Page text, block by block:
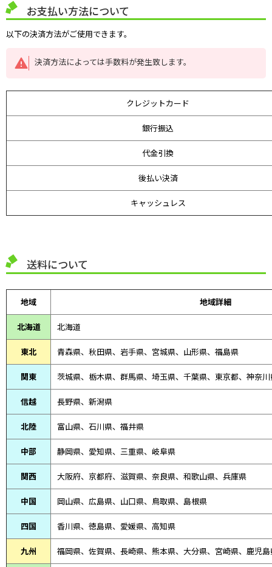
お支払い方法について
以下の決済方法がご使用できます。
決済方法によっては手数料が発生致します。
クレジットカード
銀行振込
代金引換
後払い決済
キャッシュレス
送料について
地域 地域詳細
北海道 北海道
東北 青森県、 秋田県、 岩手県、宮城県、山形県、福島県
関東 茨城県、栃木県、群馬県、埼玉県、千葉県、東京都、神奈
信越 長野県、新潟県
北陸 富山県、 石川県、 福井県
中部 静岡県、 愛知県、 三重県、 岐阜県
関西 大阪府、京都府、滋賀県、奈良県、和歌山県、兵庫県
中国 岡山県、広島県、山口県、鳥取県、島根県
四国 香川県、徳島県、愛媛県、高知県
九州 福岡県、佐賀県、長崎県、熊本県、大分県、宮崎県、鹿児